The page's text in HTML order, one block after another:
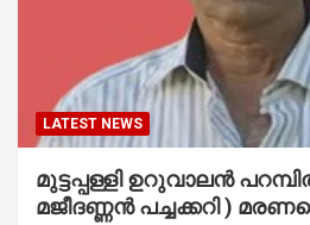
LATEST NEWS
മുട്ടപ്പള്ളി ഉറുവാലൻ
മജീദണ്ണൻ പച്ചക്കറി )